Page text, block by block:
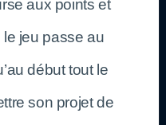
aux points et
le jeu passe au
début tout le
son projet de